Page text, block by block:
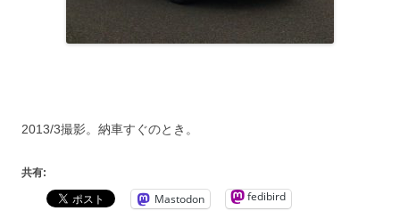
2013/3撮影。納車すぐのとき。
共有:
Mastodon fedibird